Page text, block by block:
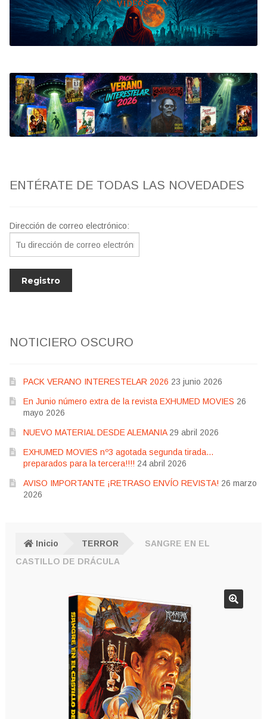
Bluray
Clasificada S
artwork
fantaterror
Jesús Franco
ENTÉRATE DE TODAS LAS NOVEDADES
Dirección de correo electrónico:
NOTICIERO OSCURO
PACK VERANO INTERESTELAR 2026 23 junio 2026
En Junio número extra de la revista EXHUMED MOVIES 26
mayo 2026
NUEVO MATERIAL DESDE ALEMANIA 29 abril 2026
EXHUMED MOVIES nº3 agotada segunda tirada…
preparados para la tercera!!!! 24 abril 2026
AVISO IMPORTANTE ¡RETRASO ENVÍO REVISTA! 26 marzo
2026
Inicio TERROR
SANGRE EN EL
CASTILLO DE DRÁCULA